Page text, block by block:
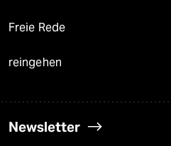
Freie Rede
reingehen
Newsletter